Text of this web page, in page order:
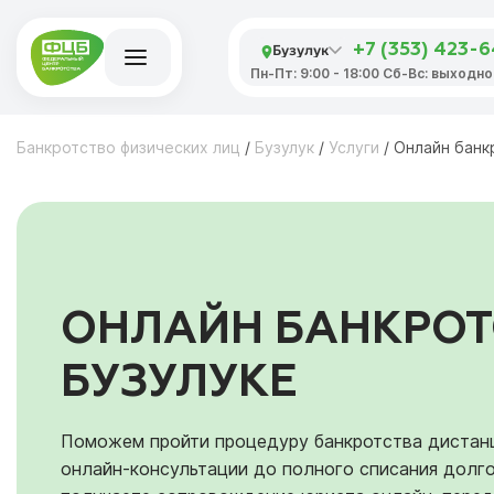
Бузулук +7 (353) 423-
Пн-Пт: 9:00 - 18:00 Сб-Вс:
Банкротство физических лиц / Бузулук / Услуги / Онлайн
ОНЛАЙН
БУЗУЛУКЕ
Поможем пройти процедуру банкротства
онлайн‑консультации до полного списания